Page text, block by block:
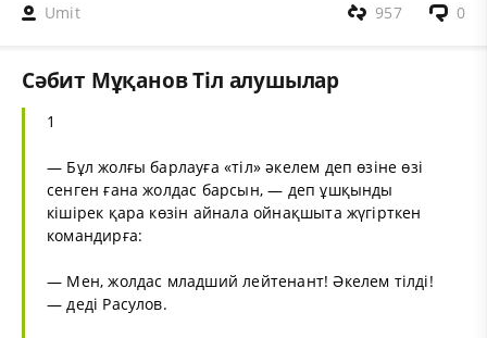
Umit 0
957
Сәбит Мұқанов Тіл алушылар
1
— Бұл жолғы барлауға «тіл» әкелем деп өзіне өзі
сенген ғана жолдас барсын, — деп ұшқынды
кішірек қара көзін айнала ойнақшыта жүгірткен
командирға:
— Мен, жолдас младший лейтенант! Әкелем тілді!
— деді Расулов.